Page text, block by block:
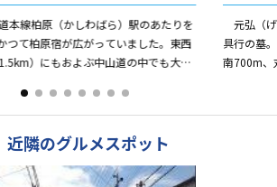
本線柏原（かしわばら）駅のあたりを
つて柏原宿が広がっていました。東西
）にもおよぶ中山道の中でも大規
現在...
元弘（
具行の墓
南700m
近隣のグルメスポット